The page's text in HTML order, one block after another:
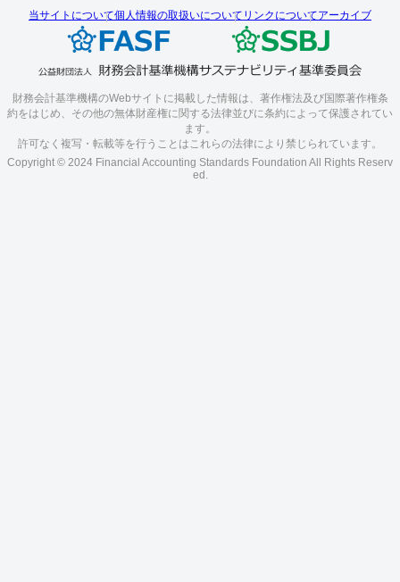
当サイトについて個人情報の取扱いについて リンクについてアーカイブ
財務会計基準機構のWebサイトに掲載した情報は、著作権法及び国際著作権条
約をはじめ、その他の無体財産権に関する法律並びに条約によって保護されてい
ます。
許可なく複写・転載等を行うことはこれらの法律により禁じられています。
Copyright © 2024 Financial Accounting Standards Foundation All Rights Reserv
ed.